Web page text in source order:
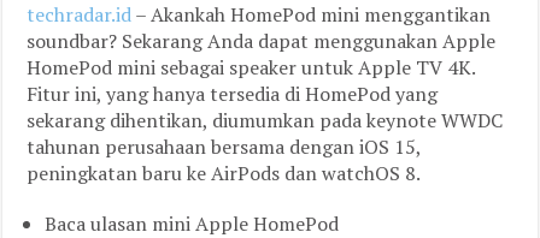
techradar.id– Akankah HomePod mini menggantikan
soundbar? Sekarang Anda dapat menggunakan Apple
HomePod mini sebagai speaker untuk Apple TV 4K.
Fitur ini, yang hanya tersedia di HomePod yang
sekarang dihentikan, diumumkan pada keynote WWDC
tahunan perusahaan bersama dengan iOS 15,
peningkatan baru ke AirPods dan watchOS 8.
Baca ulasan mini Apple HomePod